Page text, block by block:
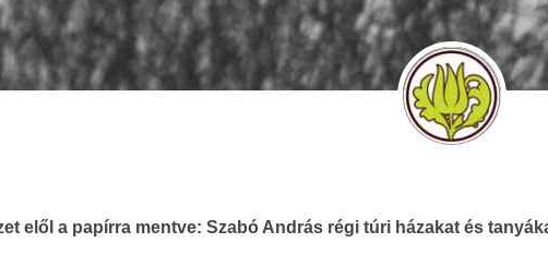
elől a papírra mentve: Szabó András régi túri házakat és